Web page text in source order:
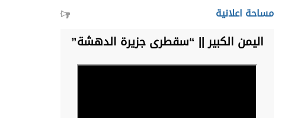
مساحة اعلانية
اليمن الكبير || “سقطرى جزيرة الدهشة”